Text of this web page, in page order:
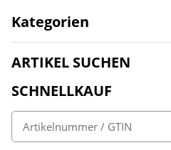
Kategorien
ARTIKEL SUCHEN
SCHNELLKAUF